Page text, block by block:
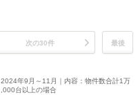
次の30件 最後
年9月～11月｜内容：物件数合計1万
台以上の場合